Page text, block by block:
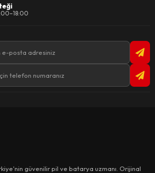
güvenilir pil ve batarya uzmanı. Orijinal